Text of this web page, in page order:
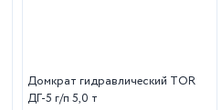
Домкрат гидравлический TOR
ДГ-5 г/п 5,0 т